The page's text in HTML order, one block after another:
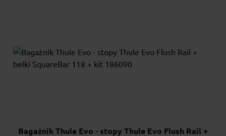
Bagażnik Thule Evo - stopy Thule Evo Flush Rail +